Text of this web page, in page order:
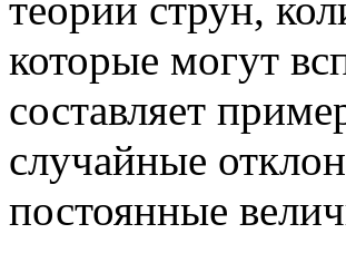
теории струн,
которые могут
составляет
случайные
постоянные